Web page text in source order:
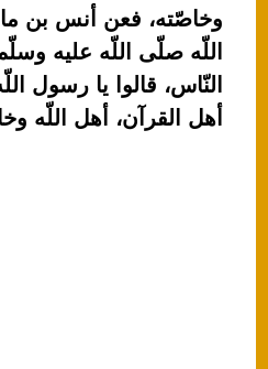
وخاصّته، فعن أنس بن
اللّه صلّى اللّه عليه
النّاس، قالوا يا رسول
أهل القرآن، أهل اللّه